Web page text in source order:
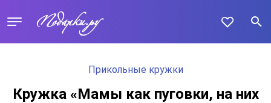
Прикольные кружки
Кружка «Мамы как пуговки, на них